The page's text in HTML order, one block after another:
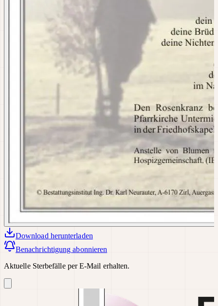
Download herunterladen
Benachrichtigung abonnieren
Aktuelle Sterbefälle per E-Mail erhalten.